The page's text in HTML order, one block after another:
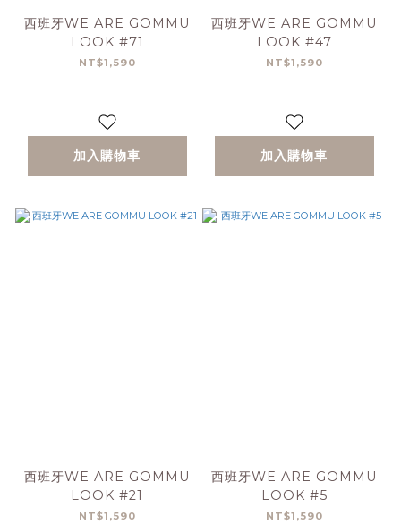
西班牙WE ARE GOMMU
LOOK #71
NT$1,590
加入購物車
西班牙WE ARE GOMMU
LOOK #47
NT$1,590
加入購物車
西班牙WE ARE GOMMU
LOOK #21
NT$1,590
西班牙WE ARE GOMMU
LOOK #5
NT$1,590